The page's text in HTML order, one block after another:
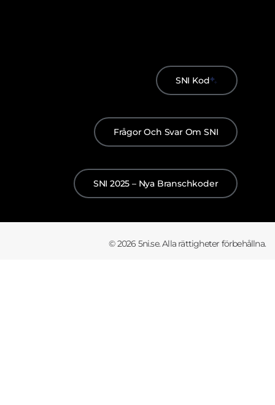
SNI Kod
Frågor Och Svar Om SNI
SNI 2025 – Nya Branschkoder
© 2026 5ni.se. Alla rättigheter förbehållna.